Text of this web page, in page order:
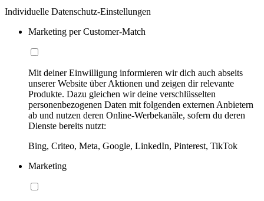
Individuelle Datenschutz-Einstellungen
Marketing per Customer-Match
Mit deiner Einwilligung informieren wir dich auch abseits
unserer Website über Aktionen und zeigen dir relevante
Produkte. Dazu gleichen wir deine verschlüsselten
personenbezogenen Daten mit folgenden externen Anbietern
ab und nutzen deren Online-Werbekanäle, sofern du deren
Dienste bereits nutzt:
Bing, Criteo, Meta, Google, LinkedIn, Pinterest, TikTok
Marketing